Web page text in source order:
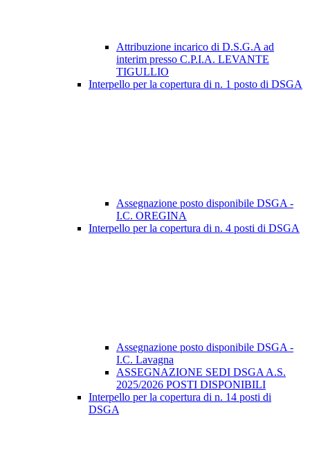
Attribuzione incarico di D.S.G.A ad
interim presso C.P.I.A. LEVANTE
TIGULLIO
Interpello per la copertura di n. 1 posto di DSGA
Assegnazione posto disponibile DSGA -
I.C. OREGINA
Interpello per la copertura di n. 4 posti di DSGA
Assegnazione posto disponibile DSGA -
I.C. Lavagna
ASSEGNAZIONE SEDI DSGA A.S.
2025/2026 POSTI DISPONIBILI
Interpello per la copertura di n. 14 posti di
DSGA